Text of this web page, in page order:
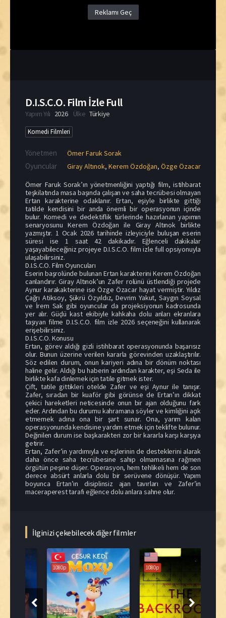
Reklamı Geç
D.I.S.C.O. Film İzle Full
Yapım Yılı 2026 Ülke Türkiye
Komedi Filmleri
Yönetmen Ömer Faruk Sorak
Oyuncular Giray Altınok, Kerem Özdoğan, Özge Özacar
Ömer Faruk Sorak’ın yönetmenliğini yaptığı film, istihbarat
teşkilatında masa başında çalışan ve saha tecrübesi olmayan
Ertan karakterine odaklanır. Ertan, eşiyle birlikte gittiği
tatilde kendisini bir anda önemli bir operasyonun içinde
bulur. Komedi ve dedektiflik türlerinde hazırlanan yapımın
senaryosunu Kerem Özdoğan ile Giray Altınok birlikte
yazmıştır. 1 Ocak 2026 tarihinde izleyiciyle buluşan eserin
süresi ise 1 saat 42 dakikadır. Eğlenceli dakikalar
yaşayabileceğiniz projeye D.I.S.C.O. film izle full opsiyonuyla
ulaşabilirsiniz.
D.I.S.C.O. Film Oyuncuları
Eserin başrolünde bulunan Ertan karakterini Kerem Özdoğan
canlandırır. Giray Altınok’un Zafer rolünü üstlendiği projede
Aynur karakakterine ise Özge Özacar hayat vermiştir. Yıldız
Çağrı Atiksoy, Şükrü Özyıldız, Devrim Yakut, Saygın Soysal
ve İrem Sak gibi oyuncular da projeksiyonun kadrosunda
yer alır. Güçlü kast ekibiyle kahkaha dolu anları ekranlara
taşıyan filme D.I.S.C.O. film izle 2026 seçeneğini kullanarak
erişebilirsiniz.
D.I.S.C.O. Konusu
Ertan, görev aldığı gizli istihbarat operasyonunda başarısız
olur. Bunun üzerine verilen kararla görevinden uzaklaştırılır.
Söz edilen durum, onun kariyeri adına bir dönüm noktası
haline gelir. Aldığı bu haberin ardından karakter, eşi Seda ile
birlikte kafa dinlemek için tatile gitmek ister.
Çift, tatile gittikleri otelde Zafer ve eşi Aynur ile tanışır.
Zafer, sıradan bir kuaför gibi görünse de Ertan’ın dikkat
çekici hareketleri neticesinde onun bir ajan olduğunu fark
eder. Ardından bu durumu kahramana söyler ve kimliğini açık
etmemek adına ona bir şart sunar. Ona, yarım kalan
operasyonunda kendisine yardım etmek için teklifte bulunur.
Değinilen durum ise başkarakteri zor bir kararla karşı karşıya
getirir.
Ertan, Zafer’in yardımıyla ve eşlerinin de desteklerini alarak
daha önce saha tecrübesine sahip olmamasına rağmen
örgütün peşine düşer. Operasyon, hem tehlikeli hem de son
derece absürt anlarla dolu bir serüvene dönüşür. Yapım
boyunca Ertan’ın disiplinsiz ajan tavırları ve Zafer’in
maceraperest tarafı eğlence dolu anlara sahne olur.
İlginizi çekebilecek diğer filmler
1080p